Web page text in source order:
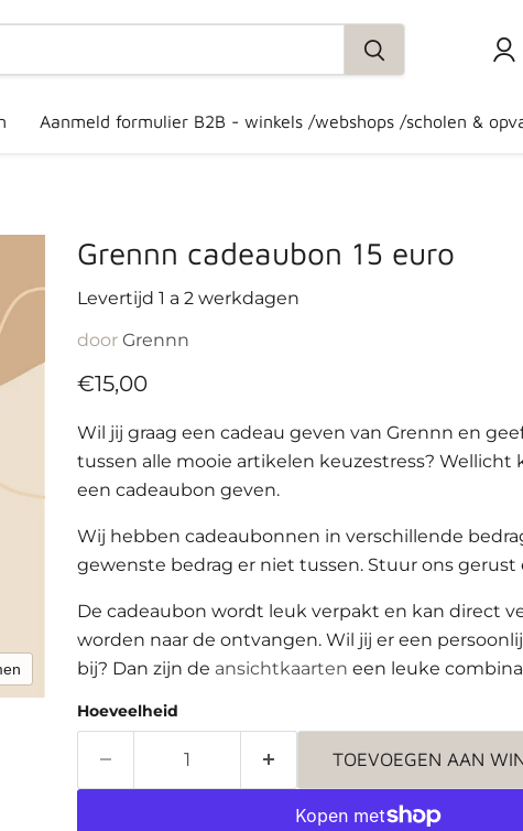
Aanmeld formulier B2B - winkels /webshops /scholen &
Grennn cadeaubon 15 euro
Levertijd 1 a 2 werkdagen
door Grennn
Huidige prijs
€15,00
Wil jij graag een cadeau geven van Grennn en
tussen alle mooie artikelen keuzestress? Wellicht
een cadeaubon geven.
Wij hebben cadeaubonnen in verschillende
gewenste bedrag er niet tussen. Stuur ons gerust
De cadeaubon wordt leuk verpakt en kan direct
worden naar de ontvangen. Wil jij er een
bij? Dan zijn de ansichtkaarten een leuke
Hoeveelheid
TOEVOEGEN AAN